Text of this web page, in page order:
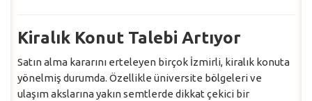
Kiralık Konut Talebi Artıyor
Satın alma kararını erteleyen birçok İzmirli, kiralık konuta
yönelmiş durumda. Özellikle üniversite bölgeleri ve
ulaşım akslarına yakın semtlerde dikkat çekici bir